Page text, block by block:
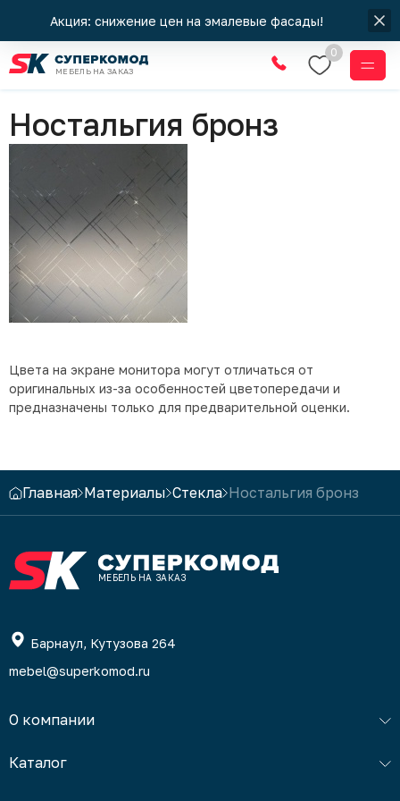
Акция: снижение цен на эмалевые фасады!
МЕБЕЛЬ НА ЗАКАЗ
0
Стекла
Ностальгия бронз
Цвета на экране монитора могут отличаться от
оригинальных из-за особенностей цветопередачи и
предназначены только для предварительной оценки.
Главная Материалы Стекла Ностальгия бронз
МЕБЕЛЬ НА ЗАКАЗ
Барнаул, Кутузова 264
mebel@superkomod.ru
О компании
Каталог